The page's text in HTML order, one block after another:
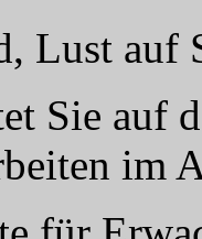
Lust auf
Sie auf
im